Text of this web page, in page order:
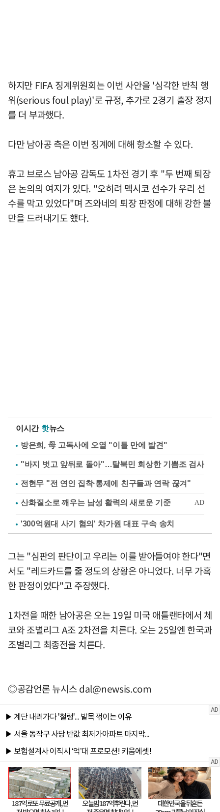
하지만 FIFA 징계위원회는 이번 사안을 '심각한 반칙 행
위(serious foul play)'로 규정, 추가로 2경기 출장 정지
를 더 부과했다.
다만 남아공 측은 이번 징계에 대해 항소할 수 있다.
휴고 브로스 남아공 감독도 1차전 경기 후 "두 번째 퇴장
은 논의의 여지가 있다. "오히려 멕시코 선수가 우리 선
수를 막고 있었다"며 즈와네의 퇴장 판정에 대해 강한 불
만을 드러내기도 했다.
이시간 핫뉴스
방은희, 母 고독사에 오열 "이틀 만에 발견"
"바지 벗고 앞뒤로 돌아"…탈북민 회상한 기쁨조 검사
전현무 "전 연인 집착·통제에 친구들과 연락 끊겨"
'300억원대 사기 혐의' 차가원 대표 구속 송치
그는 "심판의 판단이고 우리는 이를 받아들여야 한다"면
서도 "레드카드를 줄 정도의 상황은 아니었다. 너무 가혹
한 판정이었다"고 주장했다.
1차전을 패한 남아공은 오는 19일 미국 애틀랜타에서 체
코와 조별리그 A조 2차전을 치른다. 오는 25일엔 한국과
조별리그 최종전을 치른다.
◎공감언론 뉴시스dal@newsis.com